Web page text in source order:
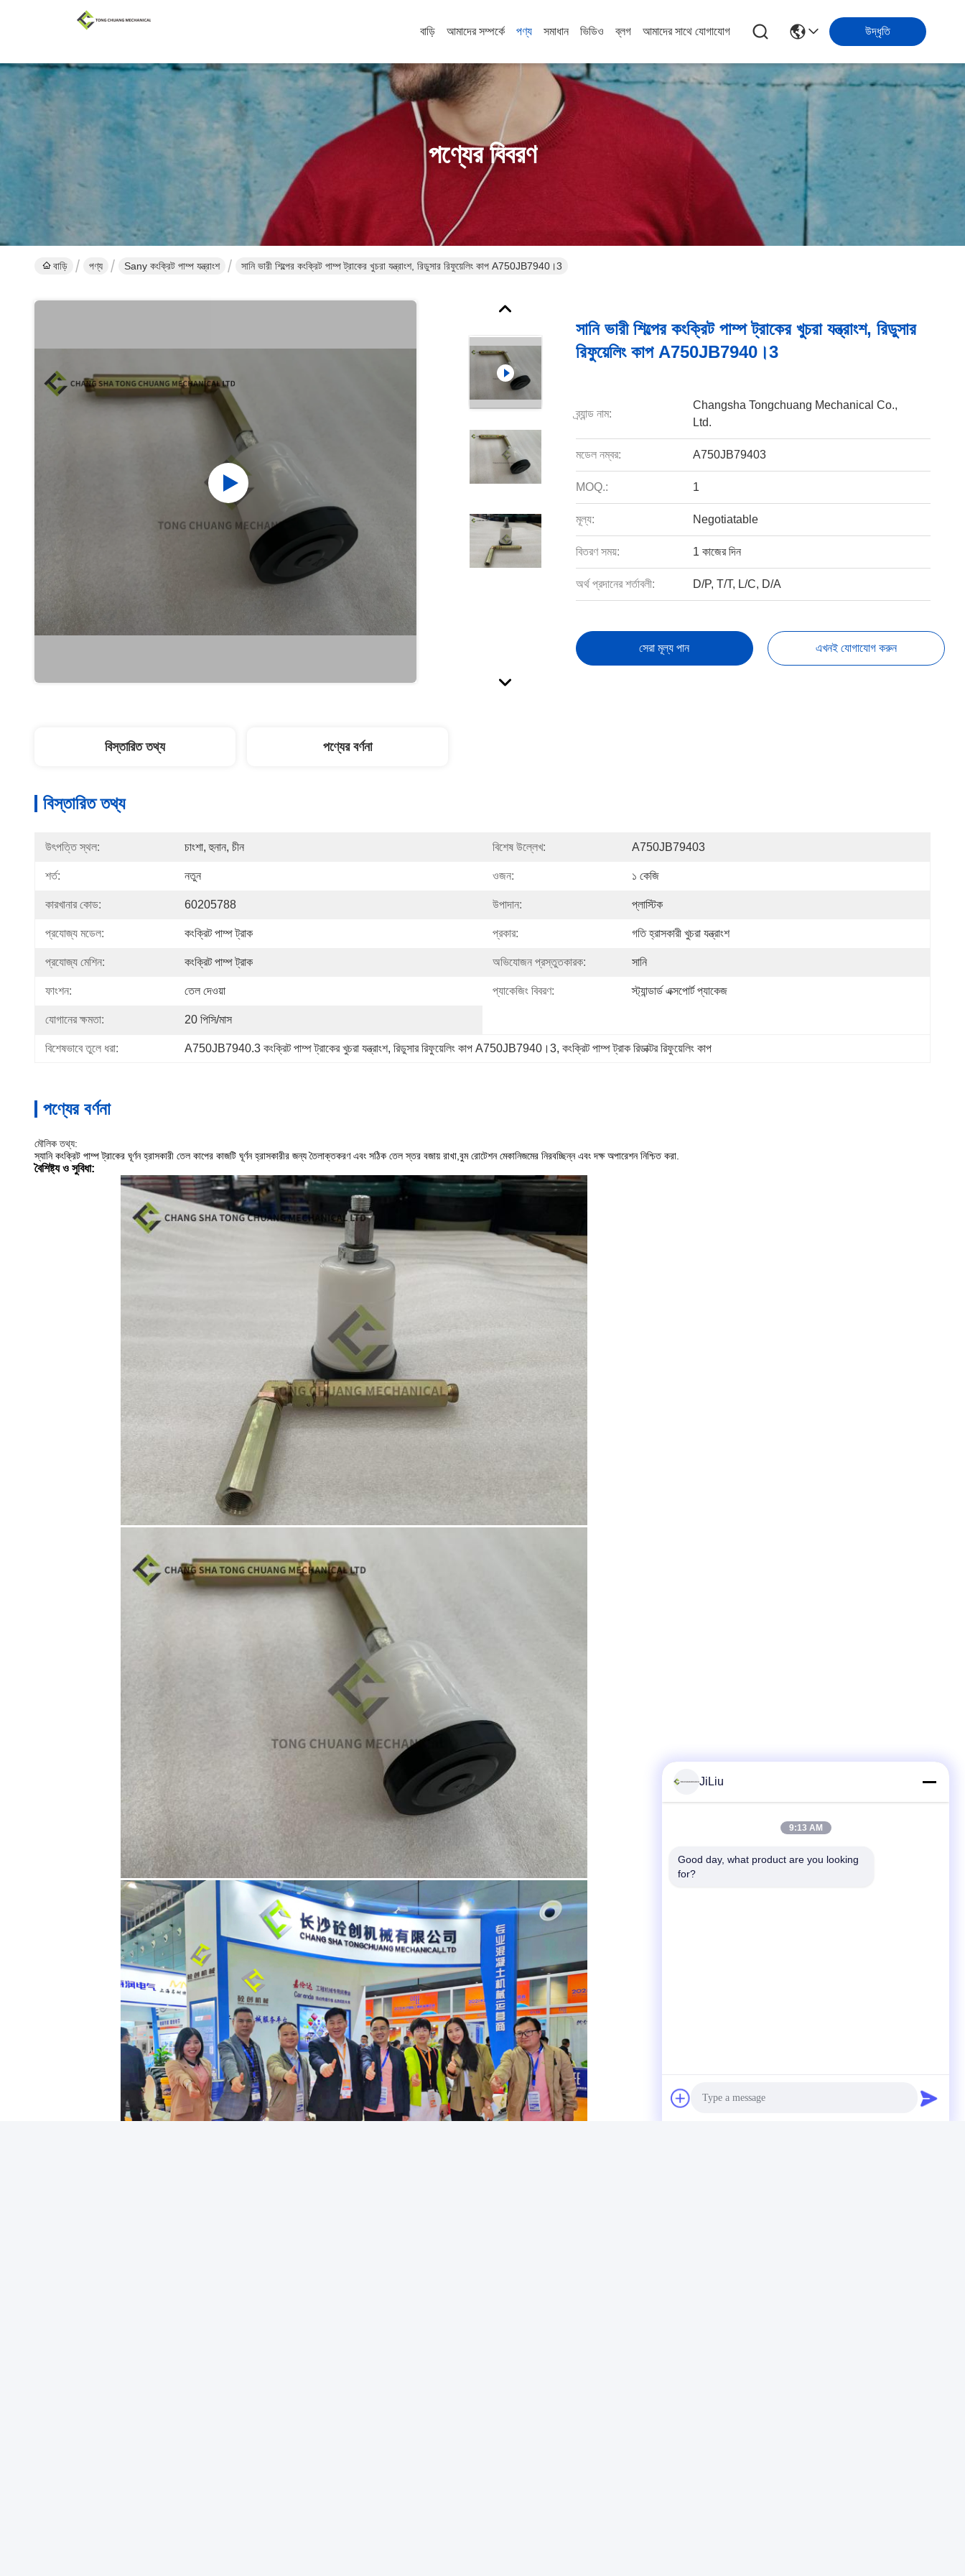
বাড়ি আমাদের সম্পর্কে পণ্য সমাধান ভিডিও ব্লগ আমাদের সাথে যোগাযোগ উদ্ধৃতি
পণ্যের বিবরণ
বাড়ি পণ্য Sany কংক্রিট পাম্প যন্ত্রাংশ সানি ভারী শিল্পের কংক্রিট পাম্প ট্রাকের খুচরা যন্ত্রাংশ, রিডুসার রিফুয়েলিং কাপ A750JB7940।3
সানি ভারী শিল্পের কংক্রিট পাম্প ট্রাকের খুচরা যন্ত্রাংশ, রিডুসার
রিফুয়েলিং কাপ A750JB7940।3
ব্র্যান্ড নাম:
Changsha Tongchuang Mechanical Co.,
Ltd.
মডেল নম্বর: A750JB79403
MOQ.: 1
মূল্য: Negotiatable
বিতরণ সময়: 1 কাজের দিন
অর্থ প্রদানের শর্তাবলী: D/P, T/T, L/C, D/A
সেরা মূল্য পান এখনই যোগাযোগ করুন
বিস্তারিত তথ্য পণ্যের বর্ণনা
বিস্তারিত তথ্য
উৎপত্তি স্থল: চাংশা, হুনান, চীন বিশেষ উল্লেখ: A750JB79403
শর্ত: নতুন ওজন: ১ কেজি
কারখানার কোড: 60205788 উপাদান: প্লাস্টিক
প্রযোজ্য মডেল: কংক্রিট পাম্প ট্রাক প্রকার: গতি হ্রাসকারী খুচরা যন্ত্রাংশ
প্রযোজ্য মেশিন: কংক্রিট পাম্প ট্রাক অভিযোজন প্রস্তুতকারক: সানি
ফাংশন: তেল দেওয়া প্যাকেজিং বিবরণ: স্ট্যান্ডার্ড এক্সপোর্ট প্যাকেজ
যোগানের ক্ষমতা: 20 পিসি/মাস
বিশেষভাবে তুলে ধরা: A750JB7940.3 কংক্রিট পাম্প ট্রাকের খুচরা যন্ত্রাংশ, রিডুসার রিফুয়েলিং কাপ A750JB7940।3, কংক্রিট পাম্প ট্রাক রিডাক্টর রিফুয়েলিং কাপ
পণ্যের বর্ণনা
মৌলিক তথ্য:
স্যানি কংক্রিট পাম্প ট্রাকের ঘূর্ণন হ্রাসকারী তেল কাপের কাজটি ঘূর্ণন হ্রাসকারীর জন্য তৈলাক্তকরণ এবং সঠিক তেল স্তর বজায় রাখা,বুম রোটেশন মেকানিজমের নিরবচ্ছিন্ন এবং দক্ষ অপারেশন নিশ্চিত করা.
বৈশিষ্ট্য ও সুবিধা:
JiLiu
9:13 AM
Good day, what product are you looking
for?